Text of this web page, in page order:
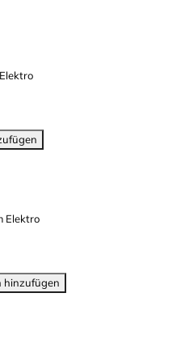
Elektro
Elektro
hinzufügen